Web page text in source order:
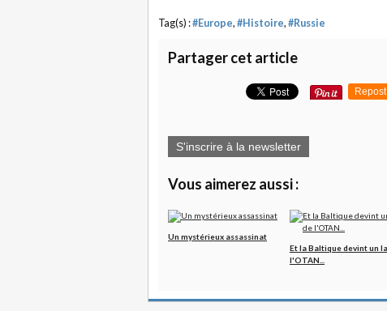
Tag(s) :#Europe, #Histoire, #Russie
Partager cet article
Repost
S'inscrire à la newsletter
Vous aimerez aussi :
Un mystérieux assassinat
Et la Baltique devint un
l'OTAN...